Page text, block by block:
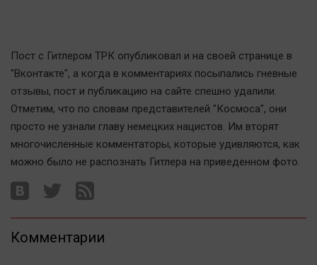
Bookworms
English version
Online-консультация
Актуальная тема
Афиша
Быстрый медиазавод
Пост с Гитлером ТРК опубликовал и на своей странице в
"Вконтакте", а когда в комментариях посыпались гневные
отзывы, пост и публикацию на сайте спешно удалили.
Отметим, что по словам представителей "Космоса", они
просто не узнали главу немецких нацистов. Им вторят
многочисленные комментаторы, которые удивляются, как
можно было не распознать Гитлера на приведенном фото.
Комментарии